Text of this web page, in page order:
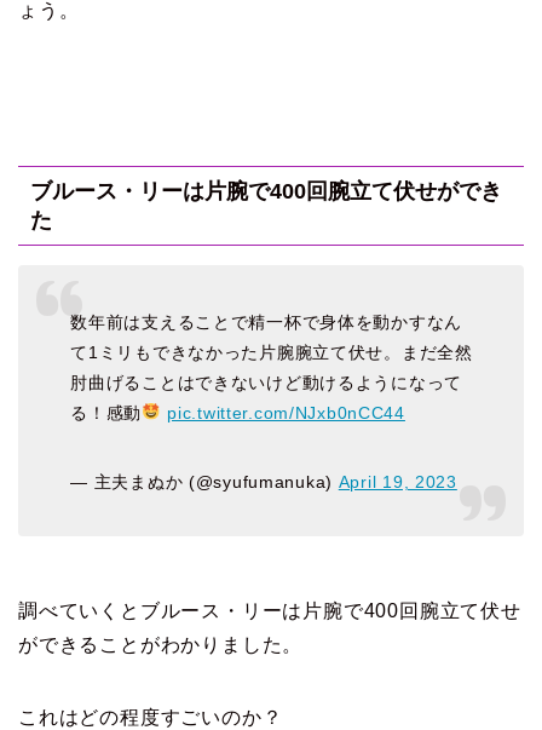
ょう。
ブルース・リーは片腕で400回腕立て伏せができ
た
数年前は支えることで精一杯で身体を動かすなん
て1ミリもできなかった片腕腕立て伏せ。まだ全然
肘曲げることはできないけど動けるようになって
る！感動
pic.twitter.com/NJxb0nCC44
— 主夫まぬか (@syufumanuka) April 19, 2023
調べていくとブルース・リーは片腕で400回腕立て伏せ
ができることがわかりました。
これはどの程度すごいのか？